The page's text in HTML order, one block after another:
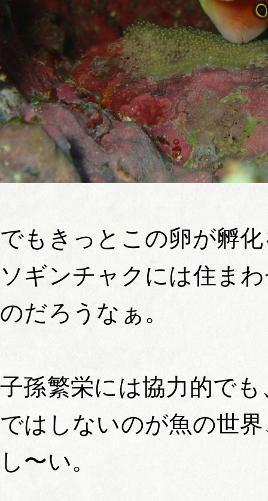
でもきっとこの卵が孵
ソギンチャクには住ま
のだろうなぁ。
子孫繁栄には協力的で
ではしないのが魚の世
し〜い。